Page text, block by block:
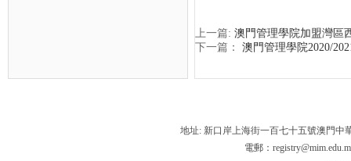
上一篇: 澳門管理學院加盟灣區
下一篇： 澳門管理學院2020/
地址: 新口岸上海街一百七十五號澳門中
電郵：